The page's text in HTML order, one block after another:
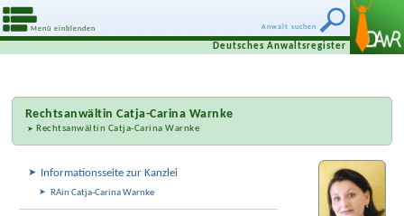
Anwalt suchen
Menü einblenden
Deutsches Anwaltsregister
RechtsanwältinCatja-Carina Warnke
Rechtsanwältin Catja-Carina Warnke
Informationsseite zur Kanzlei
RAin Catja-Carina Warnke